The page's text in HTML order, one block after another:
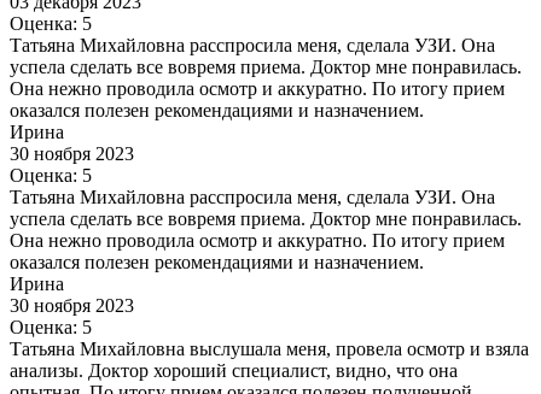
Оценка: 5
Татьяна Михайловна расспросила меня, сделала УЗИ. Она
успела сделать все вовремя приема. Доктор мне понравилась.
Она нежно проводила осмотр и аккуратно. По итогу прием
оказался полезен рекомендациями и назначением.
Ирина
30 ноября 2023
Оценка: 5
Татьяна Михайловна расспросила меня, сделала УЗИ. Она
успела сделать все вовремя приема. Доктор мне понравилась.
Она нежно проводила осмотр и аккуратно. По итогу прием
оказался полезен рекомендациями и назначением.
Ирина
30 ноября 2023
Оценка: 5
Татьяна Михайловна выслушала меня, провела осмотр и взяла
анализы. Доктор хороший специалист, видно, что она